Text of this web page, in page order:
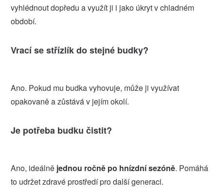
vyhlédnout dopředu a využít ji i jako úkryt v chladném
období.
Vrací se střízlík do stejné budky?
Ano. Pokud mu budka vyhovuje, může ji využívat
opakovaně a zůstává v jejím okolí.
Je potřeba budku čistit?
Ano, ideálně jednou ročně po hnízdní sezóně. Pomáhá
to udržet zdravé prostředí pro další generaci.